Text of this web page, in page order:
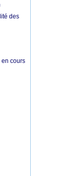
des
en cours